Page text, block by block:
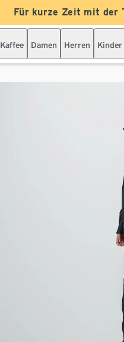
Für kurze Zeit mit der
Kaffee Damen Herren Kinder